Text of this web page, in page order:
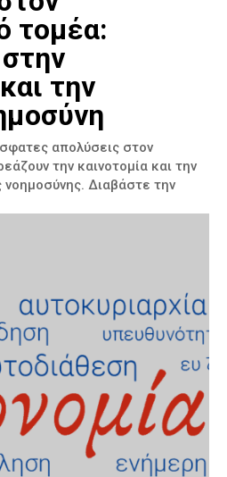
τομέα:
την
απολύσεις στον
την καινοτομία και την
νοημοσύνης. Διαβάστε την